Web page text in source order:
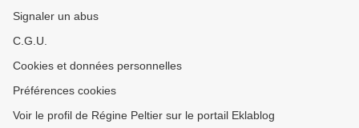
Signaler un abus
C.G.U.
Cookies et données personnelles
Préférences cookies
Voir le profil de Régine Peltier sur le portail Eklablog